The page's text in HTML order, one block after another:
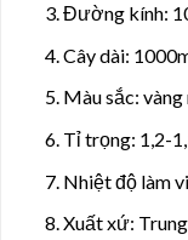
Đường kính:
Cây dài:
Màu sắc:
Tỉ trọng: 1,2-
Nhiệt độ làm
Xuất xứ: